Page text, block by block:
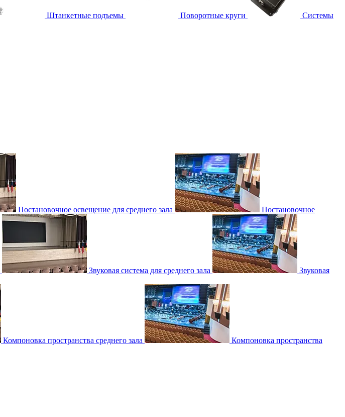
Штанкетные подъемы Поворотные круги
Системы
Постановочное освещение для среднего зала Постановочное
Звуковая система для среднего зала
Звуковая
Компоновка пространства среднего зала
Компоновка пространства